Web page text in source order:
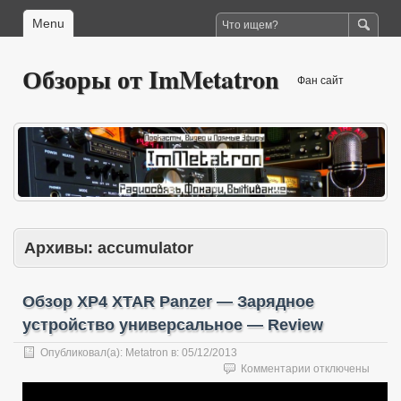
Menu
Обзоры от ImMetatron Фан сайт
Архивы: accumulator
Обзор XP4 XTAR Panzer — Зарядное
устройство универсальное — Review
Опубликовал(а): Metatron в: 05/12/2013
Комментарии к
записи
отключены